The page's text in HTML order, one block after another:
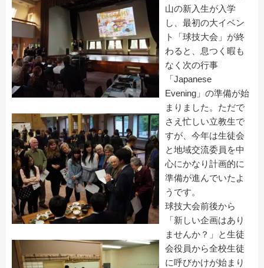
山の新入生が入学
し、最初の大イベン
ト「球技大会」が終
わると、息つく暇も
なく次の行事
「Japanese
Evening」の準備が始
まりました。ただで
さえ忙しい立教生で
すが、今年は生徒会
と地域交流委員を中
心にかなり計画的に
準備が進んでいたよ
うです。
球技大会前後から
「新しい企画はあり
ませんか？」と生徒
会役員から全校生徒
に呼びかけが始まり